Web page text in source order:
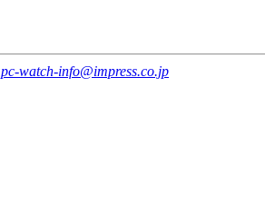
pc-watch-info@impress.co.jp